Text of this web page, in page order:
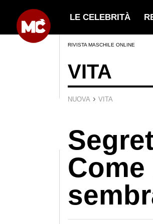
LE CELEBRITÀ
RIVISTA MASCHILE ONLINE
VITA
NUOVA › VITA